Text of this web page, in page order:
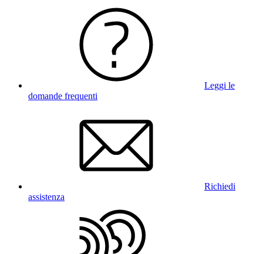
Leggi le
domande frequenti
Richiedi
assistenza